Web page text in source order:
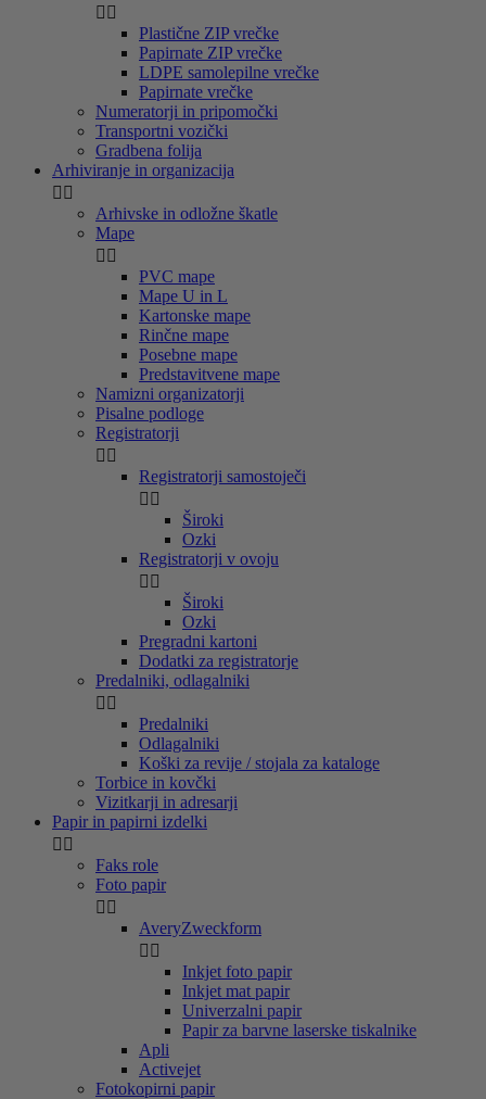
 
Plastične ZIP vrečke
Papirnate ZIP vrečke
LDPE samolepilne vrečke
Papirnate vrečke
Numeratorji in pripomočki
Transportni vozički
Gradbena folija
Arhiviranje in organizacija
 
Arhivske in odložne škatle
Mape
 
PVC mape
Mape U in L
Kartonske mape
Rinčne mape
Posebne mape
Predstavitvene mape
Namizni organizatorji
Pisalne podloge
Registratorji
 
Registratorji samostoječi
 
Široki
Ozki
Registratorji v ovoju
 
Široki
Ozki
Pregradni kartoni
Dodatki za registratorje
Predalniki, odlagalniki
 
Predalniki
Odlagalniki
Koški za revije / stojala za kataloge
Torbice in kovčki
Vizitkarji in adresarji
Papir in papirni izdelki
 
Faks role
Foto papir
 
AveryZweckform
 
Inkjet foto papir
Inkjet mat papir
Univerzalni papir
Papir za barvne laserske tiskalnike
Apli
Activejet
Fotokopirni papir